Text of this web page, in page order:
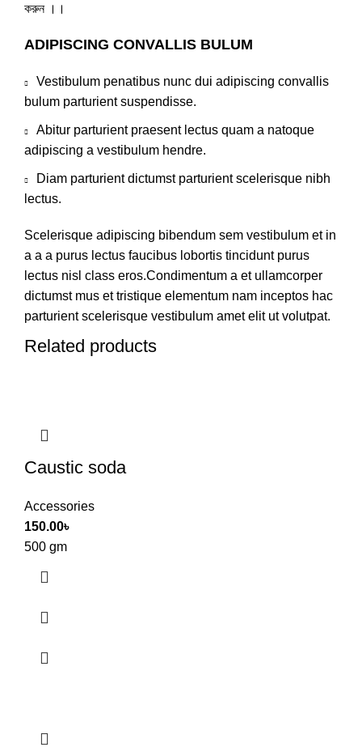
করুন ।।
ADIPISCING CONVALLIS BULUM
Vestibulum penatibus nunc dui adipiscing convallis
bulum parturient suspendisse.
Abitur parturient praesent lectus quam a natoque
adipiscing a vestibulum hendre.
Diam parturient dictumst parturient scelerisque nibh
lectus.
Scelerisque adipiscing bibendum sem vestibulum et in
a a a purus lectus faucibus lobortis tincidunt purus
lectus nisl class eros.Condimentum a et ullamcorper
dictumst mus et tristique elementum nam inceptos hac
parturient scelerisque vestibulum amet elit ut volutpat.
Related products
Caustic soda
Accessories
150.00৳
500 gm